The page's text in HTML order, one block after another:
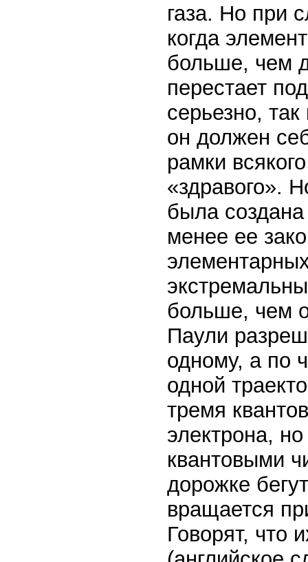
газа. Но при
когда
больше, чем
перестает
серьезно, так
он должен
рамки
«здравого».
была
менее ее
больше, чем
Паули
одному, а по
одной
тремя
электрона,
квантовыми
дорожке
вращается
Говорят, что